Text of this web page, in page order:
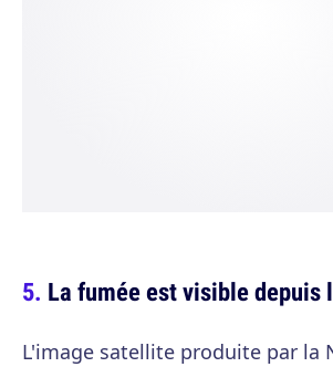
La fumée est visible depuis
L'image satellite produite par la